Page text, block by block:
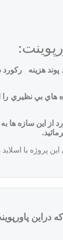
چين با بيش از 20
هاي بي نظيري
از این
پروژه با
دراین